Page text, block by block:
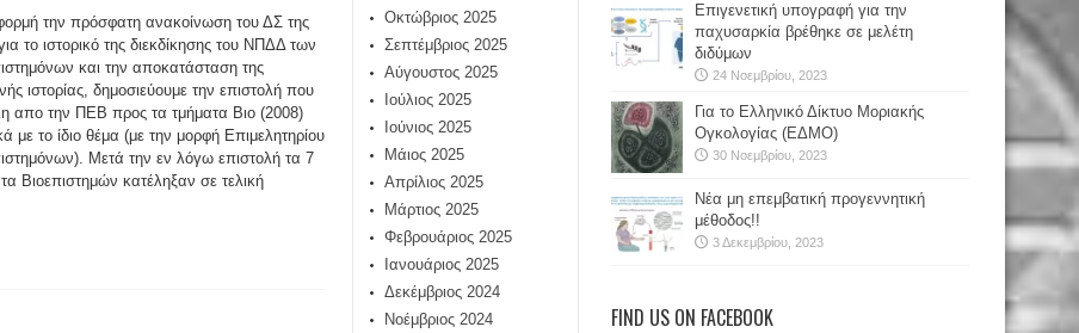
την πρόσφατη ανακοίνωση του ΔΣ της
το ιστορικό της διεκδίκησης του ΝΠΔΔ των
και την αποκατάσταση της
ιστορίας, δημοσιεύουμε την επιστολή που
απο την ΠΕΒ προς τα τμήματα Βιο (2008)
με το ίδιο θέμα (με την μορφή Επιμελητηρίου
Μετά την εν λόγω επιστολή τα 7
Βιοεπιστημών κατέληξαν σε τελική
Οκτώβριος 2025
Σεπτέμβριος 2025
Αύγουστος 2025
Ιούλιος 2025
Ιούνιος 2025
Μάιος 2025
Απρίλιος 2025
Μάρτιος 2025
Φεβρουάριος 2025
Ιανουάριος 2025
Δεκέμβριος 2024
Νοέμβριος 2024
Επιγενετική υπογραφή για την
παχυσαρκία βρέθηκε σε μελέτη
διδύμων
24 Νοεμβρίου, 2023
Για το Ελληνικό Δίκτυο Μοριακής
Ογκολογίας (ΕΔΜΟ)
30 Νοεμβρίου, 2023
Νέα μη επεμβατική προγεννητική
μέθοδος!!
3 Δεκεμβρίου, 2023
FIND US ON FACEBOOK